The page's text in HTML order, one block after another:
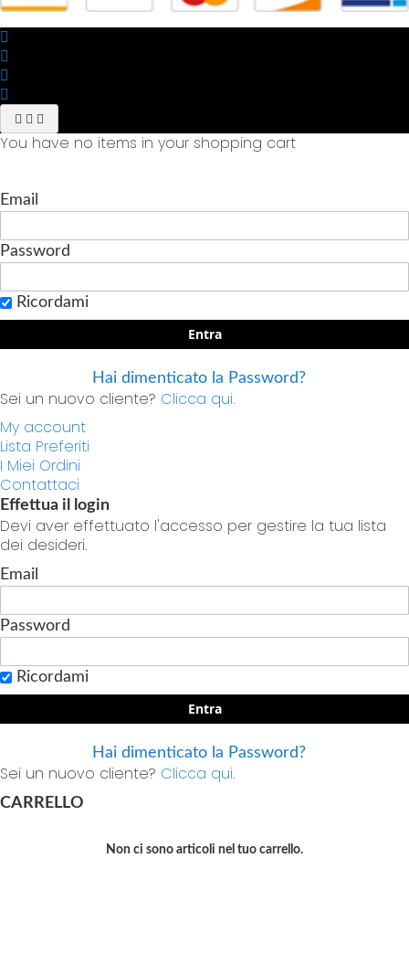
You have no items in your shopping cart
Email
Password
Ricordami
Entra
Hai dimenticato la Password?
Sei un nuovo cliente? Clicca qui.
My account
Lista Preferiti
I Miei Ordini
Contattaci
Effettua il login
Devi aver effettuato l'accesso per gestire la tua lista
dei desideri.
Email
Password
Ricordami
Entra
Hai dimenticato la Password?
Sei un nuovo cliente? Clicca qui.
CARRELLO
Non ci sono articoli nel tuo carrello.